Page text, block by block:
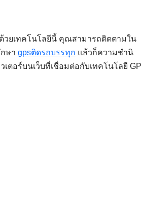
วยเทคโนโลยีนี้ คุณสามารถติดตามใน
ษา gpsติดรถบรรทุก แล้วก็ความชำนิ
อร์บนเว็บที่เชื่อมต่อกับเทคโนโลยี